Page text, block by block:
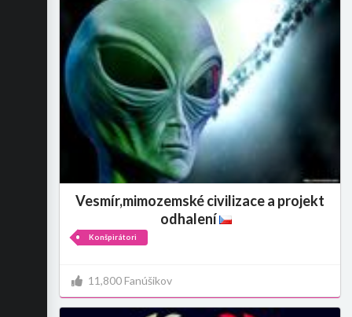
Vesmír,mimozemské civilizace a projekt
odhalení
Konšpirátori
11,800 Fanúšikov